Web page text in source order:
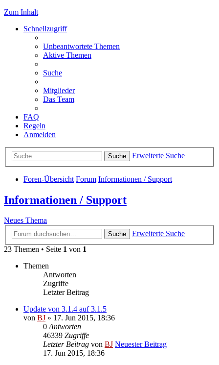
Zum Inhalt
Schnellzugriff
Unbeantwortete Themen
Aktive Themen
Suche
Mitglieder
Das Team
FAQ
Regeln
Anmelden
Suche Erweiterte Suche
Foren-Übersicht Forum Informationen / Support
Informationen / Support
Neues Thema
Suche
Erweiterte Suche
23 Themen • Seite 1 von 1
Themen
Antworten
Zugriffe
Letzter Beitrag
Update von 3.1.4 auf 3.1.5
von BJ » 17. Jun 2015, 18:36
0 Antworten
46339 Zugriffe
Letzter Beitrag von BJ Neuester Beitrag
17. Jun 2015, 18:36